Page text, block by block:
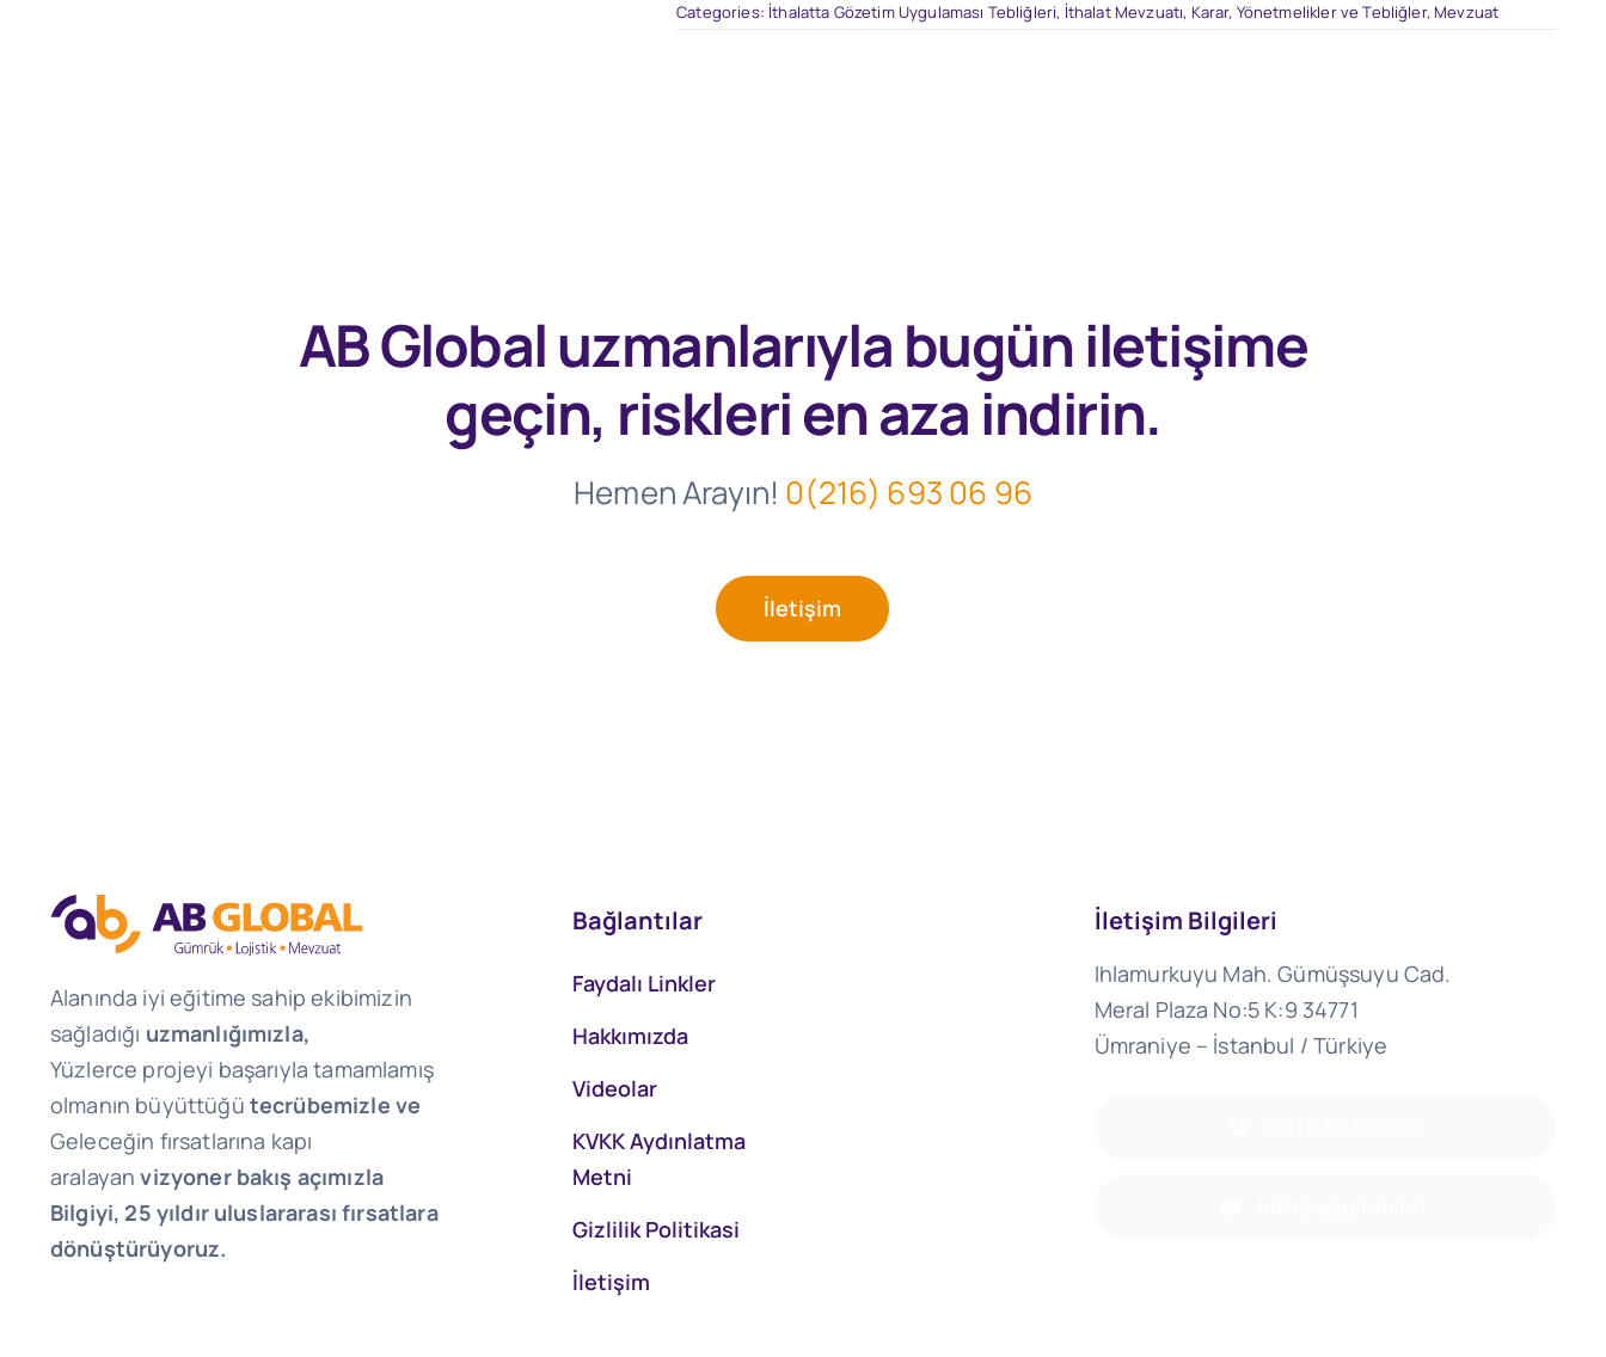
Categories: İthalatta Gözetim Uygulaması Tebliğleri, İthalat Mevzuatı, Karar, Yönetmelikler ve Tebliğler, Mevzuat
AB Global uzmanlarıyla bugüniletişime
geçin, riskleri en aza indirin.
Hemen Arayın! 0(216) 693 06 96
İletişim
Alanında iyi eğitime sahip ekibimizin
sağladığı uzmanlığımızla,
Yüzlerce projeyi başarıyla tamamlamış
olmanın büyüttüğü tecrübemizle ve
Geleceğin fırsatlarına kapı
aralayanvizyoner bakış açımızla
Bilgiyi, 25 yıldır uluslararası fırsatlara
dönüştürüyoruz.
Bağlantılar
Faydalı Linkler
Hakkımızda
Videolar
KVKK Aydınlatma
Metni
Gizlilik Politikasi
İletişim
İletişim Bilgileri
Ihlamurkuyu Mah. Gümüşsuyu Cad.
Meral Plaza No:5 K:9 34771
Ümraniye – İstanbul / Türkiye